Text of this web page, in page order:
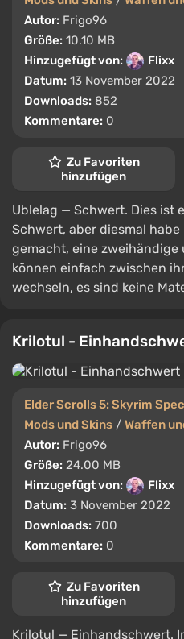
Autor: Frigo96
Größe: 10.10 MB
Hinzugefügt von:
Flixx
Datum: 13 November 2022
Downloads: 852
Kommentare: 0
Zu Favoriten
hinzufügen
Ublelag — Schwert. Dies ist
Schwert, aber diesmal habe
gemacht, eine zweihändige
können einfach zwischen
wechseln, es sind keine
Krilotul -
Elder Scrolls 5: Skyrim
Mods und Skins / Waffen
Autor: Frigo96
Größe: 24.00 MB
Hinzugefügt von:
Flixx
Datum: 3 November 2022
Downloads: 700
Kommentare: 0
Zu Favoriten
hinzufügen
Krilotul — Einhandschwert.